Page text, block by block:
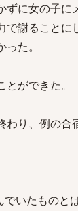
ずに女の子
謝ることに
た。
ができた。
り、例の合
いたものと